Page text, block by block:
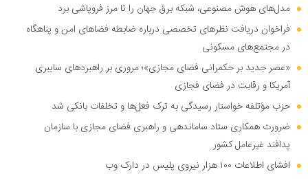
مدل‌های هوش مصنوعی، شبکه برق جهان را تا مرز فروپاشی برد
فراخوان دریافت نظر‌های تخصصی درباره ضابطه فضا‌های امن و پناهگاه
در مجتمع‌های مسکونی
«عصر جدید بر حکمرانی فضای مجازی»؛ مروری بر راهبرد‌های سایبری
آمریکا و رقابت در فضای فجازی
حزب مؤتلفه خواستار رسیدگی به ترک فعل‌ها و تخلفات بانکی شد
ضرورت همکاری ستاد ساماندهی و راهبری فضای مجازی با سازمان
پدافند غیرعامل کشور
افشای اطلاعات ۱۰۰ هزار نیروی پلیس در دارک وب